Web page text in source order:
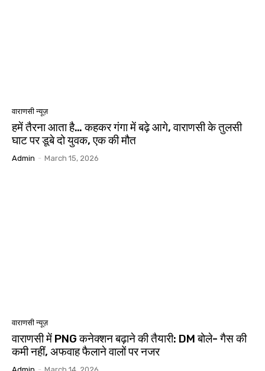
वाराणसी न्यूज़
हमें तैरना आता है… कहकर गंगा में बढ़े आगे, वाराणसी के तुलसी
घाट पर डूबे दो युवक, एक की मौत
Admin - March 15, 2026
वाराणसी न्यूज़
वाराणसी में PNG कनेक्शन बढ़ाने की तैयारी: DM बोले- गैस की
कमी नहीं, अफवाह फैलाने वालों पर नजर